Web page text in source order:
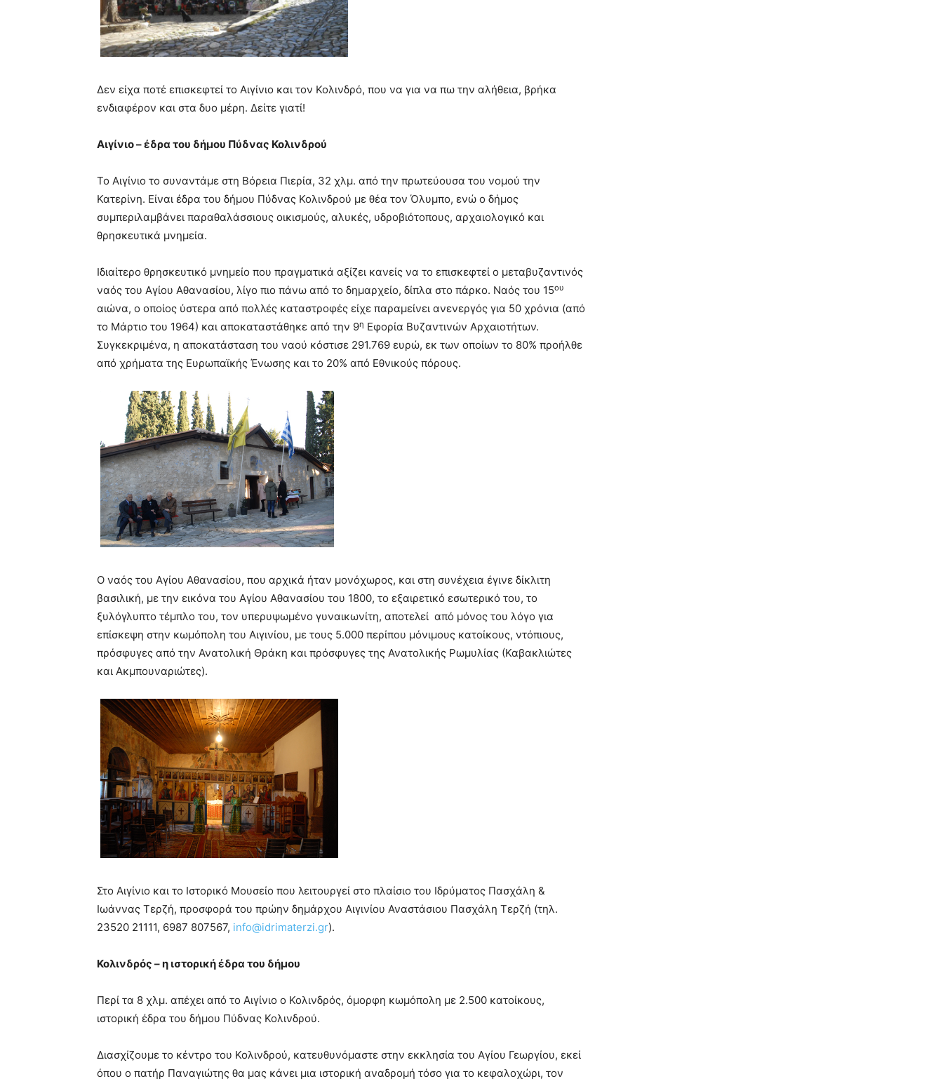
Δεν είχα ποτέ επισκεφτεί το Αιγίνιο και τον Κολινδρό, που να για να πω την αλήθεια, βρήκα
ενδιαφέρον και στα δυο μέρη. Δείτε γιατί!
Αιγίνιο – έδρα του δήμου Πύδνας Κολινδρού
Το Αιγίνιο το συναντάμε στη Βόρεια Πιερία, 32 χλμ. από την πρωτεύουσα του νομού την
Κατερίνη. Είναι έδρα του δήμου Πύδνας Κολινδρού με θέα τον Όλυμπο, ενώ ο δήμος
συμπεριλαμβάνει παραθαλάσσιους οικισμούς, αλυκές, υδροβιότοπους, αρχαιολογικό και
θρησκευτικά μνημεία.
Ιδιαίτερο θρησκευτικό μνημείο που πραγματικά αξίζει κανείς να το επισκεφτεί ο μεταβυζαντινός
ναός του Αγίου Αθανασίου, λίγο πιο πάνω από το δημαρχείο, δίπλα στο πάρκο. Ναός του 15ου
αιώνα, ο οποίος ύστερα από πολλές καταστροφές είχε παραμείνει ανενεργός για 50 χρόνια (από
το Μάρτιο του 1964) και αποκαταστάθηκε από την 9η Εφορία Βυζαντινών Αρχαιοτήτων.
Συγκεκριμένα, η αποκατάσταση του ναού κόστισε 291.769 ευρώ, εκ των οποίων το 80% προήλθε
από χρήματα της Ευρωπαϊκής Ένωσης και το 20% από Εθνικούς πόρους.
Ο ναός του Αγίου Αθανασίου, που αρχικά ήταν μονόχωρος, και στη συνέχεια έγινε δίκλιτη
βασιλική, με την εικόνα του Αγίου Αθανασίου του 1800, το εξαιρετικό εσωτερικό του, το
ξυλόγλυπτο τέμπλο του, τον υπερυψωμένο γυναικωνίτη, αποτελεί από μόνος του λόγο για
επίσκεψη στην κωμόπολη του Αιγινίου, με τους 5.000 περίπου μόνιμους κατοίκους, ντόπιους,
πρόσφυγες από την Ανατολική Θράκη και πρόσφυγες της Ανατολικής Ρωμυλίας (Καβακλιώτες
και Ακμπουναριώτες).
Στο Αιγίνιο και το Ιστορικό Μουσείο που λειτουργεί στο πλαίσιο του Ιδρύματος Πασχάλη &
Ιωάννας Τερζή, προσφορά του πρώην δημάρχου Αιγινίου Αναστάσιου Πασχάλη Τερζή (τηλ.
23520 21111, 6987 807567, info@idrimaterzi.gr).
Κολινδρός – η ιστορική έδρα του δήμου
Περί τα 8 χλμ. απέχει από το Αιγίνιο ο Κολινδρός, όμορφη κωμόπολη με 2.500 κατοίκους,
ιστορική έδρα του δήμου Πύδνας Κολινδρού.
Διασχίζουμε το κέντρο του Κολινδρού, κατευθυνόμαστε στην εκκλησία του Αγίου Γεωργίου, εκεί
όπου ο πατήρ Παναγιώτης θα μας κάνει μια ιστορική αναδρομή τόσο για το κεφαλοχώρι, τον